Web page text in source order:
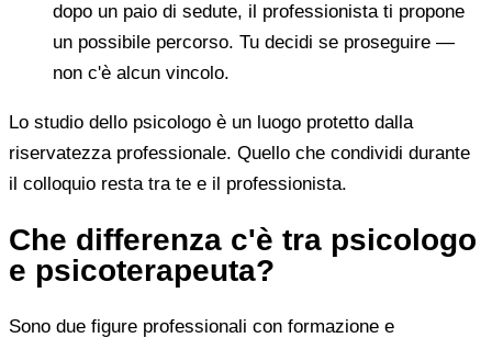
dopo un paio di sedute, il professionista ti propone
un possibile percorso. Tu decidi se proseguire —
non c'è alcun vincolo.
Lo studio dello psicologo è un luogo protetto dalla
riservatezza professionale. Quello che condividi durante
il colloquio resta tra te e il professionista.
Che differenza c'è tra psicologo
e psicoterapeuta?
Sono due figure professionali con formazione e